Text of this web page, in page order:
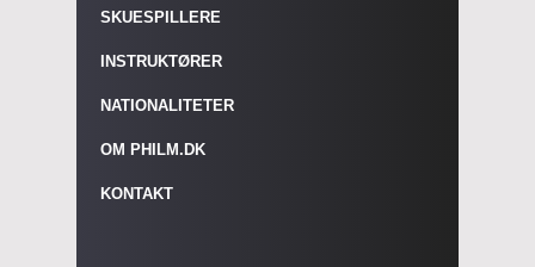
SKUESPILLERE
INSTRUKTØRER
NATIONALITETER
OM PHILM.DK
KONTAKT